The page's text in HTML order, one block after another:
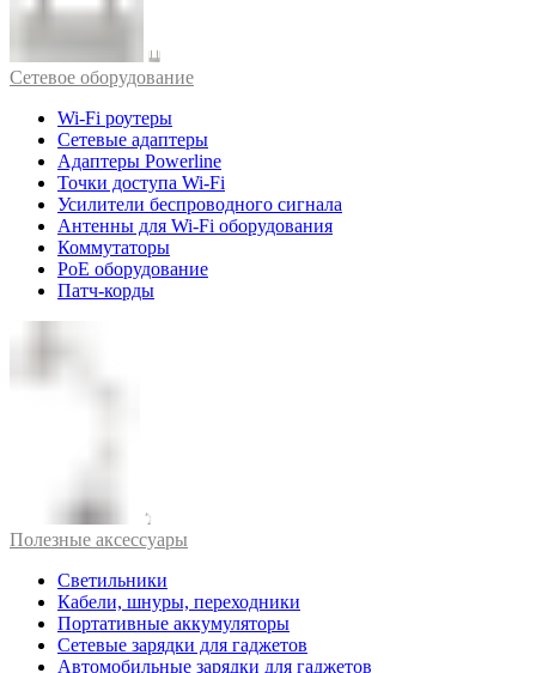
Cетевое оборудование
Wi-Fi роутеры
Сетевые адаптеры
Адаптеры Powerline
Точки доступа Wi-Fi
Усилители беспроводного сигнала
Антенны для Wi-Fi оборудования
Коммутаторы
PoE оборудование
Патч-корды
Полезные аксессуары
Светильники
Кабели, шнуры, переходники
Портативные аккумуляторы
Сетевые зарядки для гаджетов
Автомобильные зарядки для гаджетов